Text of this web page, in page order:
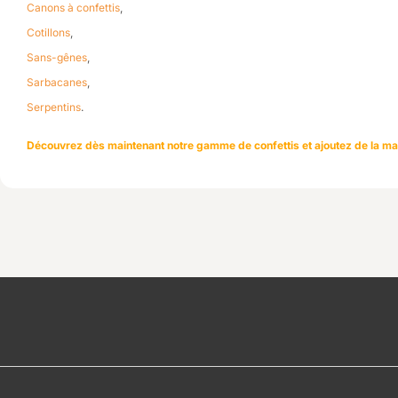
Canons à confettis,
Cotillons,
Sans-gênes,
Sarbacanes,
Serpentins.
Découvrez dès maintenant notre gamme de confettis et ajoutez de la